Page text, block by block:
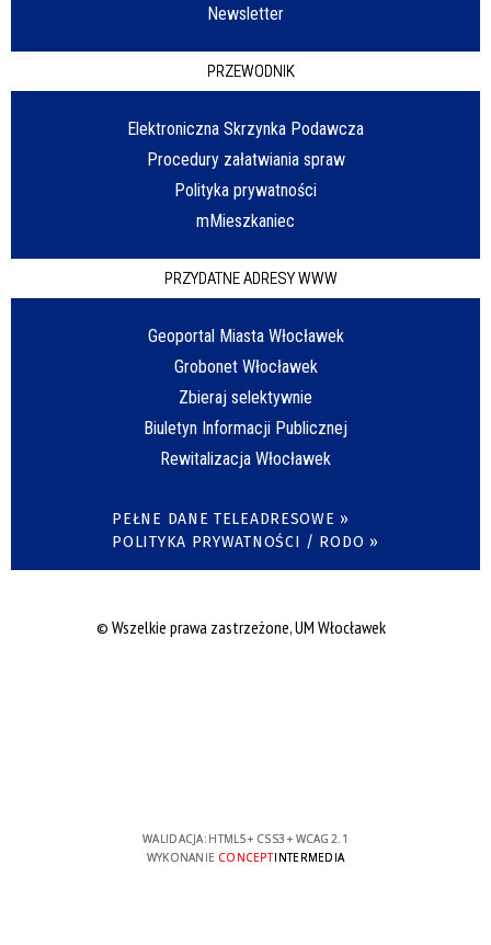
Newsletter
PRZEWODNIK
Elektroniczna Skrzynka Podawcza
Procedury załatwiania spraw
Polityka prywatności
mMieszkaniec
PRZYDATNE ADRESY WWW
Geoportal Miasta Włocławek
Grobonet Włocławek
Zbieraj selektywnie
Biuletyn Informacji Publicznej
Rewitalizacja Włocławek
PEŁNE DANE TELEADRESOWE »
POLITYKA PRYWATNOŚCI / RODO »
© Wszelkie prawa zastrzeżone, UM Włocławek
WALIDACJA: HTML5+ CSS3 + WCAG 2.1
WYKONANIE CONCEPTINTERMEDIA